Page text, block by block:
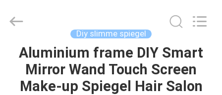
THUIS
PRODUCTEN
Technology
Reserved.
Diy slimme spiegel
Aluminium frame DIY Smart
Mirror Wand Touch Screen
Make-up Spiegel Hair Salon